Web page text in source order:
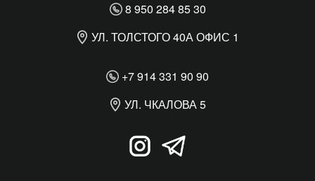
8 950 284 85 30
УЛ. ТОЛСТОГО 40А ОФИС 1
+7 914 331 90 90
УЛ. ЧКАЛОВА 5